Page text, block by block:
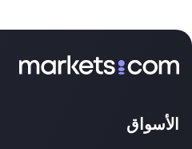
الأسواق